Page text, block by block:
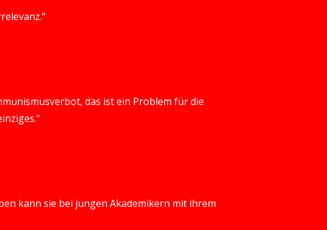
das ist ein Problem für die
kann sie bei jungen Akademikern mit ihrem